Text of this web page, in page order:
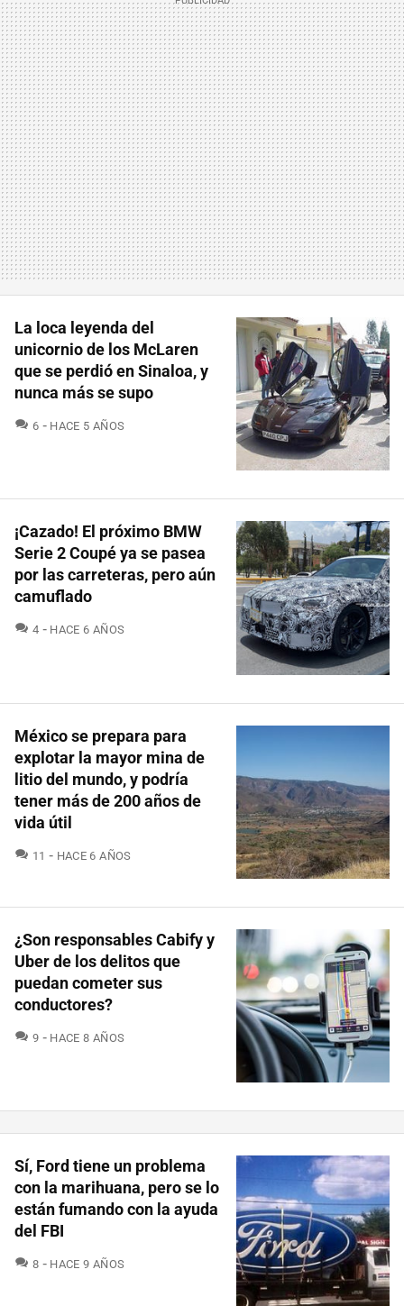
La loca leyenda del
unicornio de los McLaren
que se perdió en Sinaloa, y
nunca más se supo
6 COMENTARIOS
HACE 5 AÑOS
¡Cazado! El próximo BMW
Serie 2 Coupé ya se pasea
por las carreteras, pero aún
camuflado
4 COMENTARIOS
HACE 6 AÑOS
México se prepara para
explotar la mayor mina de
litio del mundo, y podría
tener más de 200 años de
vida útil
11 COMENTARIOS
HACE 6 AÑOS
¿Son responsables Cabify y
Uber de los delitos que
puedan cometer sus
conductores?
9 COMENTARIOS
HACE 8 AÑOS
Sí, Ford tiene un problema
con la marihuana, pero se lo
están fumando con la ayuda
del FBI
8 COMENTARIOS
HACE 9 AÑOS